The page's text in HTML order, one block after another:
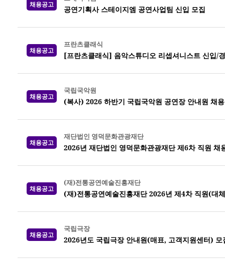
채용공고
공연기획사 스테이지엠 공연사업팀 신입 모집
채용공고
프란츠클래식
[프란츠클래식] 음악스튜디오 리셉셔니스트 신입/
채용공고
국립국악원
(복사) 2026 하반기 국립국악원 공연장 안내원 채
채용공고
재단법인 영덕문화관광재단
2026년 재단법인 영덕문화관광재단 제6차 직원 채
채용공고
(재)전통공연예술진흥재단
(재)전통공연예술진흥재단 2026년 제4차 직원(대
채용공고
국립극장
2026년도 국립극장 안내원(매표, 고객지원센터) 모